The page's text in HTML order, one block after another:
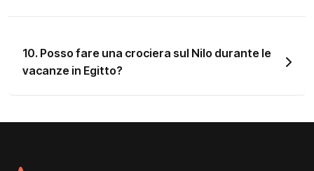
10. Posso fare una crociera sul Nilo durante le
vacanze in Egitto?